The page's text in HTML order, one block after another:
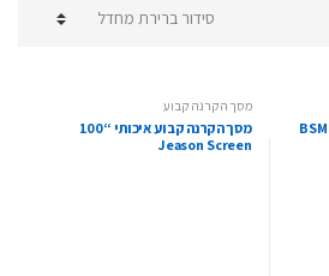
מסך הקרנה קבוע
מסך הקרנה קבוע איכותי “100
Jeason Screen